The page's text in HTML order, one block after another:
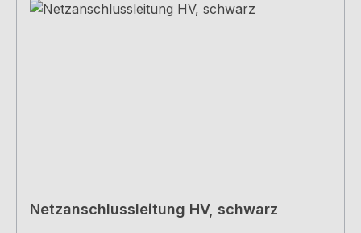
Netzanschlussleitung HV, schwarz